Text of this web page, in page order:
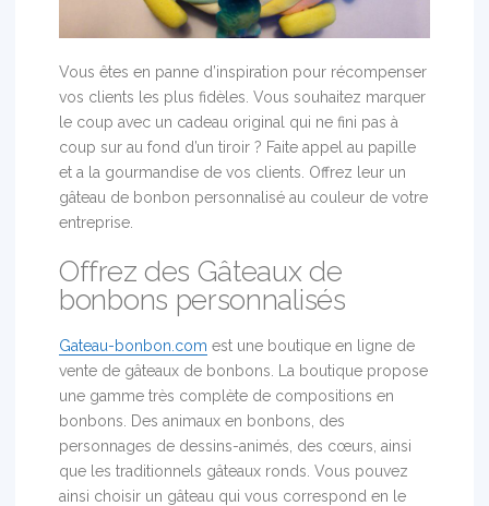
Vous êtes en panne d’inspiration pour récompenser
vos clients les plus fidèles. Vous souhaitez marquer
le coup avec un cadeau original qui ne fini pas à
coup sur au fond d’un tiroir ? Faite appel au papille
et a la gourmandise de vos clients. Offrez leur un
gâteau de bonbon personnalisé au couleur de votre
entreprise.
Offrez des Gâteaux de
bonbons personnalisés
Gateau-bonbon.com est une boutique en ligne de
vente de gâteaux de bonbons. La boutique propose
une gamme très complète de compositions en
bonbons. Des animaux en bonbons, des
personnages de dessins-animés, des cœurs, ainsi
que les traditionnels gâteaux ronds. Vous pouvez
ainsi choisir un gâteau qui vous correspond en le